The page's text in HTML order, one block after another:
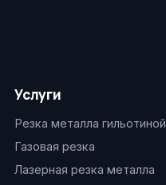
Услуги
Резка металла гильотиной
Газовая резка
Лазерная резка металла